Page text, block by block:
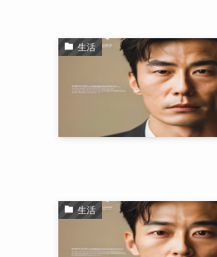
生活
生活